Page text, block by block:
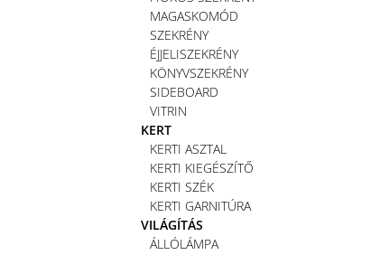
MAGASKOMÓD
SZEKRÉNY
ÉJJELISZEKRÉNY
KÖNYVSZEKRÉNY
SIDEBOARD
VITRIN
KERT
KERTI ASZTAL
KERTI KIEGÉSZÍTŐ
KERTI SZÉK
KERTI GARNITÚRA
VILÁGÍTÁS
ÁLLÓLÁMPA